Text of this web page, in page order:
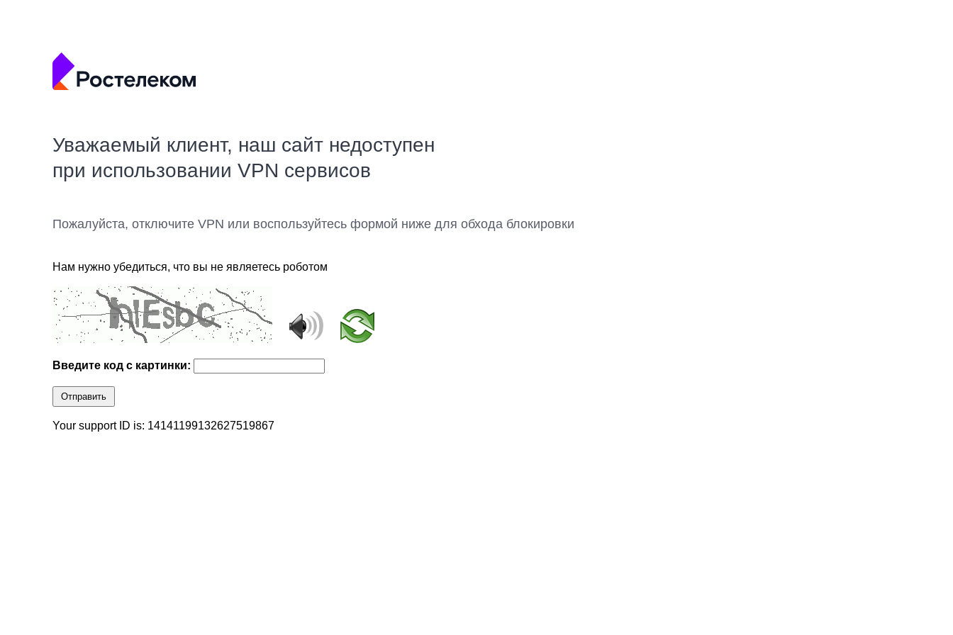
Уважаемый клиент, наш сайт недоступен
при использовании VPN сервисов
Пожалуйста, отключите VPN или воспользуйтесь формой ниже для обхода блокировки
Нам нужно убедиться, что вы не являетесь роботом
Введите код с картинки:
Отправить
Your support ID is: 14141199132627519867